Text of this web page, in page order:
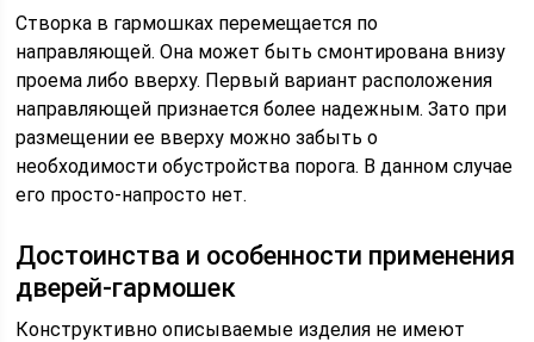
Створка в гармошках перемещается по
направляющей. Она может быть смонтирована внизу
проема либо вверху. Первый вариант расположения
направляющей признается более надежным. Зато при
размещении ее вверху можно забыть о
необходимости обустройства порога. В данном случае
его просто-напросто нет.
Достоинства и особенности применения
дверей-гармошек
Конструктивно описываемые изделия не имеют